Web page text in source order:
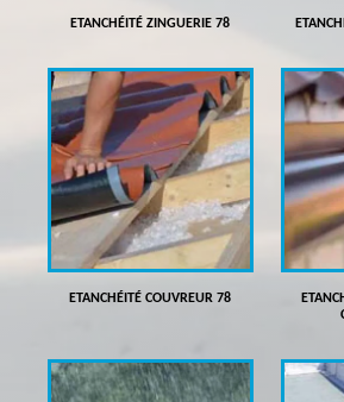
ETANCHÉITÉ ZINGUERIE 78
ETANCHÉITÉ COUVREUR 78